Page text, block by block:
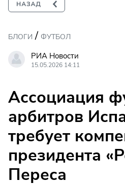
БЛОГИ / ФУТБОЛ
РИА Новости
15.05.2026 14:11
Ассоциация
арбитров
требует
президента
Переса